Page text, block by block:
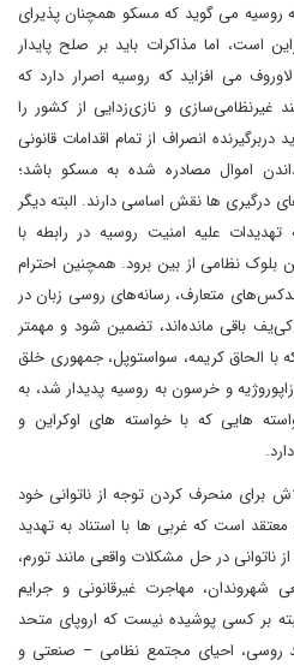
روسیه می گوید که مسکو همچنان پذیرای
است، اما مذاکرات باید بر صلح پایدار
می افزاید که روسیه اصرار دارد که
غیرنظامی‌سازی و نازی‌زدایی از کشور را
انصراف از تمام اقدامات قانونی
اموال مصادره شده به مسکو باشد؛
درگیری ها نقش اساسی دارند. البته دیگر
علیه امنیت روسیه در رابطه با
بلوک نظامی از بین برود. همچنین احترام
متعارف، رسانه‌های روسی زبان در
باقی مانده‌اند، تضمین شود و مهمتر
الحاق کریمه، سواستوپل، جمهوری خلق
و خرسون به روسیه پدیدار شد، به
هایی که با خواسته های اوکراین و
برای منحرف کردن توجه از ناتوانی خود
است که غربی ها با استناد به تهدید
ناتوانی در حل مشکلات واقعی مانند تورم،
شهروندان، مهاجرت غیرقانونی و جرایم
بر کسی پوشیده نیست که اروپای متحد
احیای مجتمع نظامی – صنعتی و